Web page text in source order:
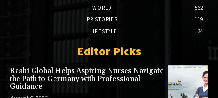
WORLD
562
PR STORIES
119
LIFESTYLE
34
Editor Picks
Raahi Global Helps Aspiring Nurses Navigate
the Path to Germany with Professional
Guidance